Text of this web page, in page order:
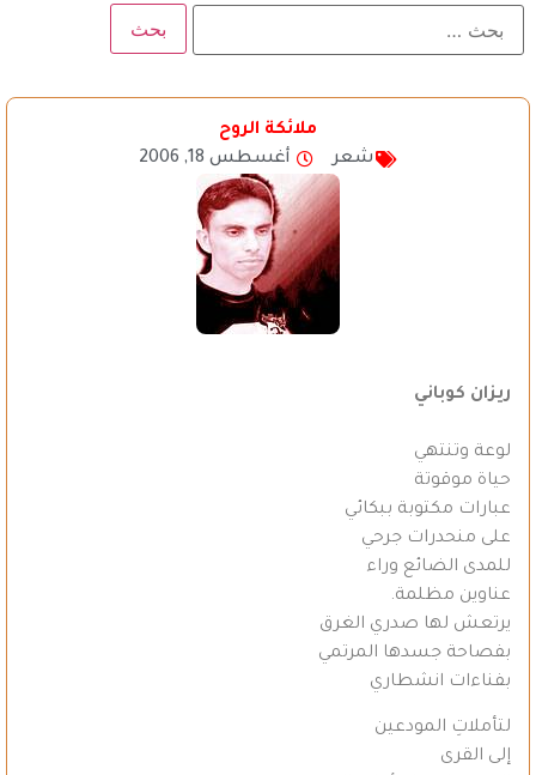
ملائكة الروح
شعر
أغسطس 18, 2006
ريزان كوباني
لوعة وتنتهي
حياة موقوتة
عبارات مكتوبة ببكائي
على منحدرات جرحي
للمدى الضائع وراء
عناوين مظلمة.
يرتعش لها صدري الغرق
بفصاحة جسدها المرتمي
بفناءات انشطاري
لتأملاتِ المودعين
إلى القرى